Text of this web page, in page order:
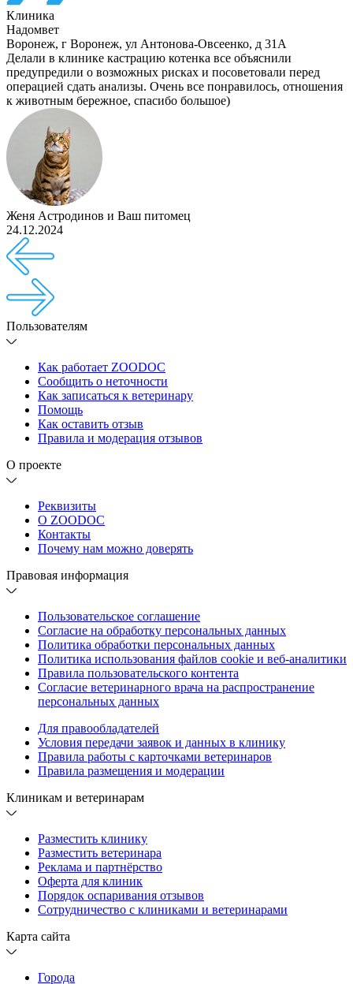
Клиника
Надомвет
Воронеж, г Воронеж, ул Антонова-Овсеенко, д 31А
Делали в клинике кастрацию котенка все объяснили
предупредили о возможных рисках и посоветовали перед
операцией сдать анализы. Очень все понравилось, отношения
к животным бережное, спасибо большое)
Женя Астродинов и Ваш питомец
24.12.2024
Пользователям
Как работает ZOODOC
Сообщить о неточности
Как записаться к ветеринару
Помощь
Как оставить отзыв
Правила и модерация отзывов
О проекте
Реквизиты
О ZOODOC
Контакты
Почему нам можно доверять
Правовая информация
Пользовательское соглашение
Согласие на обработку персональных данных
Политика обработки персональных данных
Политика использования файлов cookie и веб-аналитики
Правила пользовательского контента
Согласие ветеринарного врача на распространение
персональных данных
Для правообладателей
Условия передачи заявок и данных в клинику
Правила работы с карточками ветеринаров
Правила размещения и модерации
Клиникам и ветеринарам
Разместить клинику
Разместить ветеринара
Реклама и партнёрство
Оферта для клиник
Порядок оспаривания отзывов
Сотрудничество с клиниками и ветеринарами
Карта сайта
Города